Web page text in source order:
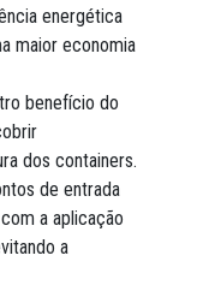
energética
maior economia
benefício do
dos containers.
de entrada
a aplicação
a